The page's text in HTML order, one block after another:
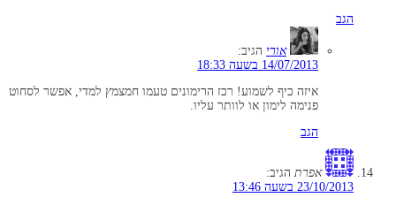
הגב
אורי הגיב:
14/07/2013 בשעה 18:33
איזה כיף לשמוע! רכז הרימונים טעמו חמצמץ למדי, אפשר לסחוט
פנימה לימון או לוותר עליו.
הגב
אפרת הגיב:
23/10/2013 בשעה 13:46